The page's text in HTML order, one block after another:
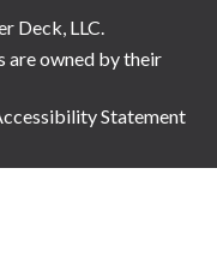
Deck, LLC.
are owned by their
Statement